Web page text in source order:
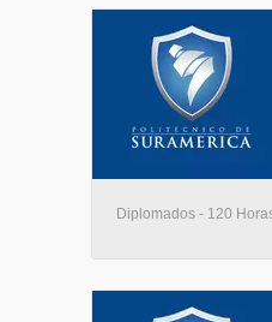
Diplomados - 120